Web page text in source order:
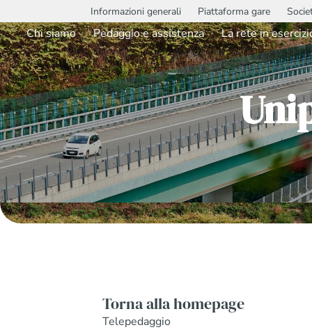
Informazioni generali Piattaforma gare
Chi siamo Pedaggio e assistenza La rete in
Torna alla homepage
Telepedaggio